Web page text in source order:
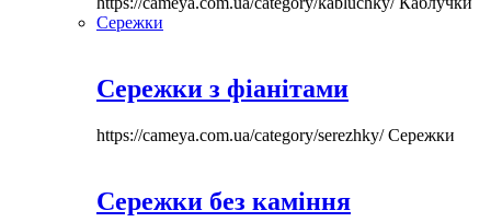
Сережки
Сережки з фіанітами
https://cameya.com.ua/category/serezhky/Сережки
Сережки без каміння